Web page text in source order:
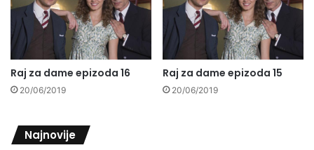
Raj za dame epizoda 16
20/06/2019
Raj za dame epizoda 15
20/06/2019
Najnovije